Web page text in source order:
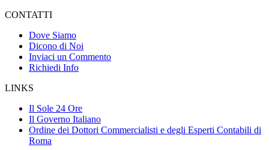
CONTATTI
Dove Siamo
Dicono di Noi
Inviaci un Commento
Richiedi Info
LINKS
Il Sole 24 Ore
Il Governo Italiano
Ordine dei Dottori Commercialisti e degli Esperti Contabili di
Roma